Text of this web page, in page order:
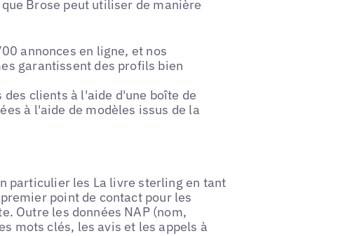
Brose peut utiliser de manière
annonces en ligne, et nos
garantissent des profils bien
des clients à l'aide d'une boîte de
à l'aide de modèles issus de la
particulier les La livre sterling en tant
point de contact pour les
Outre les données NAP (nom,
mots clés, les avis et les appels à